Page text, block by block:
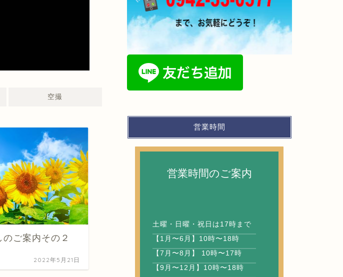
空撮
ご案内その２
2022年5月21日
お知らせ
【速報】令和9年度 新入学向け「通
学標準服カタログ」完成！
2026年7月5日
営業時間
営業時間のご案内
土曜・日曜・祝日は17時まで
【1月〜6月】10時〜18時
【7月〜8月】 10時〜17時
【9月〜12月】10時〜18時